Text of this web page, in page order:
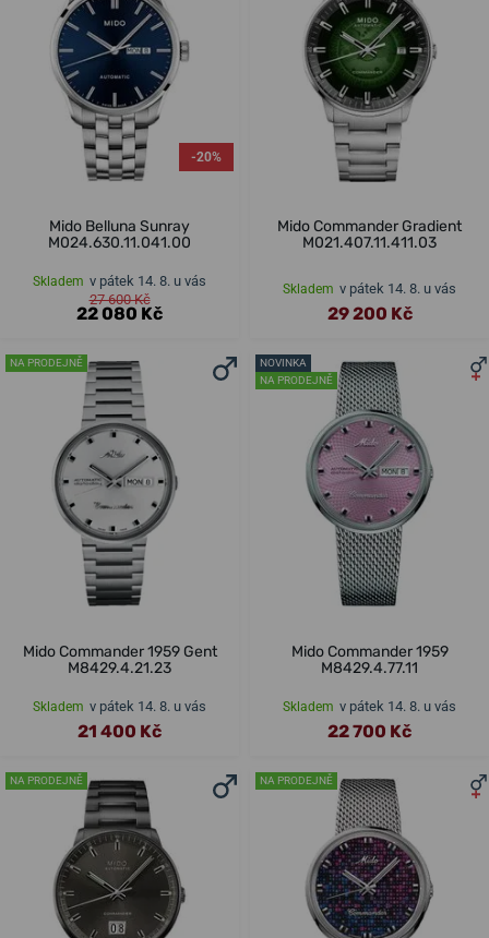
-20%
Mido Belluna Sunray
M024.630.11.041.00
Skladem v pátek 14. 8. u vás
27 600 Kč
22 080 Kč
Mido Commander Gradient
M021.407.11.411.03
Skladem v pátek 14. 8. u vás
29 200 Kč
NA PRODEJNĚ
Mido Commander 1959 Gent
M8429.4.21.23
Skladem v pátek 14. 8. u vás
21 400 Kč
NOVINKA
NA PRODEJNĚ
Mido Commander 1959
M8429.4.77.11
Skladem v pátek 14. 8. u vás
22 700 Kč
NA PRODEJNĚ NA PRODEJNĚ